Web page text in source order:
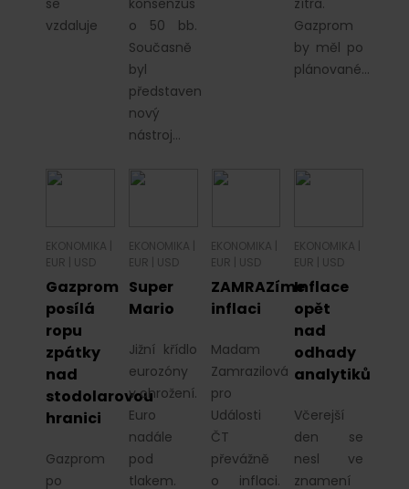
vzdaluje
o 50 bb.
Současně
byl
představen
nový
nástroj…
Gazprom
by měl po
plánované…
EKONOMIKA
EUR
USD
Gazprom
posílá
ropu
zpátky
nad
stodolarovou
hranici
Gazprom
po
EKONOMIKA
EUR
USD
Super
Mario
Jižní křídlo
eurozóny
v ohrožení.
Euro
nadále
pod
tlakem.
EKONOMIKA
EUR
USD
ZAMRAZíme
inflaci
Madam
Zamrazilová
pro
Události
ČT
převážně
o inflaci.
EKONOMIKA
EUR
USD
Inflace
opět
nad
odhady
analytiků
Včerejší
den se
nesl ve
znamení